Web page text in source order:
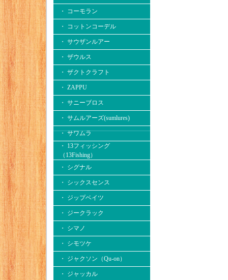
・ コーモラン
・ コットンコーデル
・ サウザンルアー
・ ザウルス
・ ザクトクラフト
・ ZAPPU
・ サニーブロス
・ サムルアーズ(sumlures)
・ サワムラ
・ 13フィッシング
（13Fishing）
・ シグナル
・ シックスセンス
・ ジップベイツ
・ ジークラック
・ シマノ
・ シモツケ
・ ジャクソン（Qu-on）
・ ジャッカル